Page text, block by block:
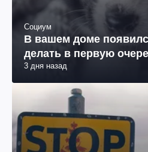
Социум
В вашем доме
делать в первую
3 дня назад